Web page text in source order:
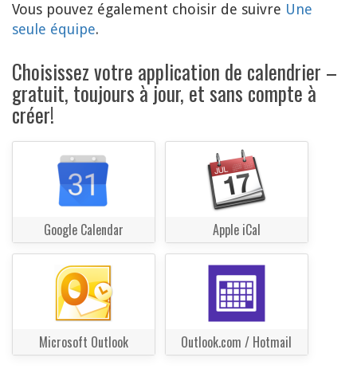
Vous pouvez également choisir de suivre Une
seule équipe.
Choisissez votre application de calendrier –
gratuit, toujours à jour, et sans compte à
créer!
Google Calendar Apple iCal
Microsoft Outlook Outlook.com / Hotmail